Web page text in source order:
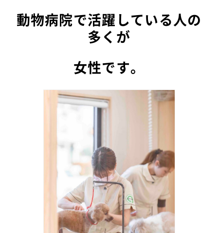
動物病院で活躍している人の
多くが
女性です。